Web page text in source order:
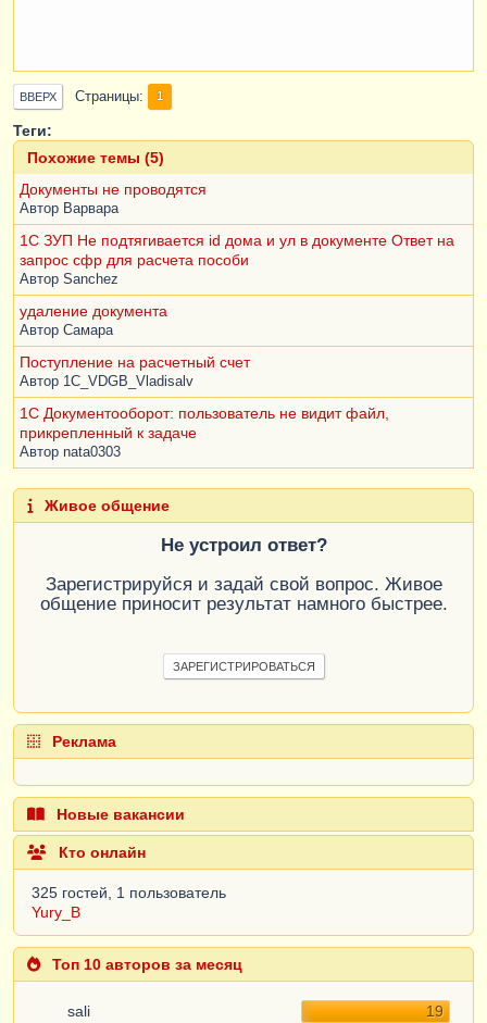
ВВЕРХ Страницы 1
Теги:
Похожие темы (5)
Документы не проводятся
Автор Варвара
1С ЗУП Не подтягивается id дома и ул в документе Ответ на
запрос сфр для расчета пособи
Автор Sanchez
удаление документа
Автор Самара
Поступление на расчетный счет
Автор 1C_VDGB_Vladisalv
1С Документооборот: пользователь не видит файл,
прикрепленный к задаче
Автор nata0303
Живое общение
Не устроил ответ?
Зарегистрируйся и задай свой вопрос. Живое
общение приносит результат намного быстрее.
ЗАРЕГИСТРИРОВАТЬСЯ
Реклама
Новые вакансии
Кто онлайн
325 гостей, 1 пользователь
Yury_B
Топ 10 авторов за месяц
sali 19